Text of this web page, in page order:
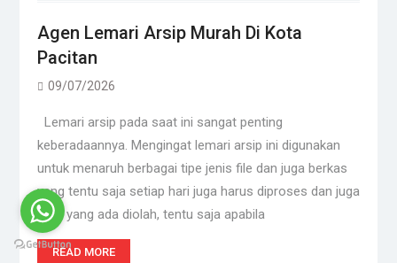
Agen Lemari Arsip Murah Di Kota
Pacitan
09/07/2026
Lemari arsip pada saat ini sangat penting
keberadaannya. Mengingat lemari arsip ini digunakan
untuk menaruh berbagai tipe jenis file dan juga berkas
yang tentu saja setiap hari juga harus diproses dan juga
data yang ada diolah, tentu saja apabila
READ MORE